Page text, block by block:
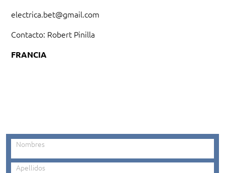
electrica.bet@gmail.com
Contacto: Robert Pinilla
FRANCIA
Nombres
Apellidos